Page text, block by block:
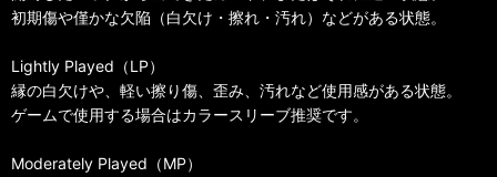
初期傷や僅かな欠陥（白欠け・擦れ・汚れ）などがある状態。
Lightly Played（LP）
縁の白欠けや、軽い擦り傷、歪み、汚れなど使用感がある状態。
ゲームで使用する場合はカラースリーブ推奨です。
Moderately Played（MP）